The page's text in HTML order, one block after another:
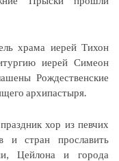
храма иерей Тихон
иерей Симеон
Рождественские
архипастыря.
хор из певчих
и стран прославить
Цейлона и города